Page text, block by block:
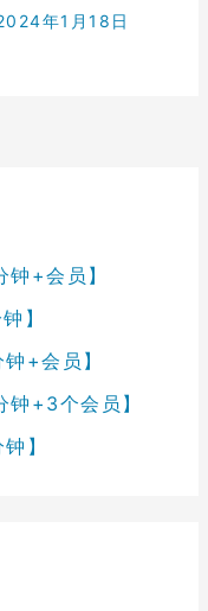
年1月18日
+会员】
】
+会员】
+3个会员】
】